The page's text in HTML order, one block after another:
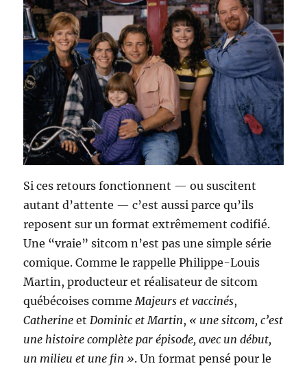
Si ces retours fonctionnent — ou suscitent
autant d’attente — c’est aussi parce qu’ils
reposent sur un format extrêmement codifié.
Une “vraie” sitcom n’est pas une simple série
comique. Comme le rappelle Philippe-Louis
Martin, producteur et réalisateur de sitcom
québécoises comme Majeurs et vaccinés,
Catherine et Dominic et Martin, « une sitcom, c’est
une histoire complète par épisode, avec un début,
un milieu et une fin ». Un format pensé pour le